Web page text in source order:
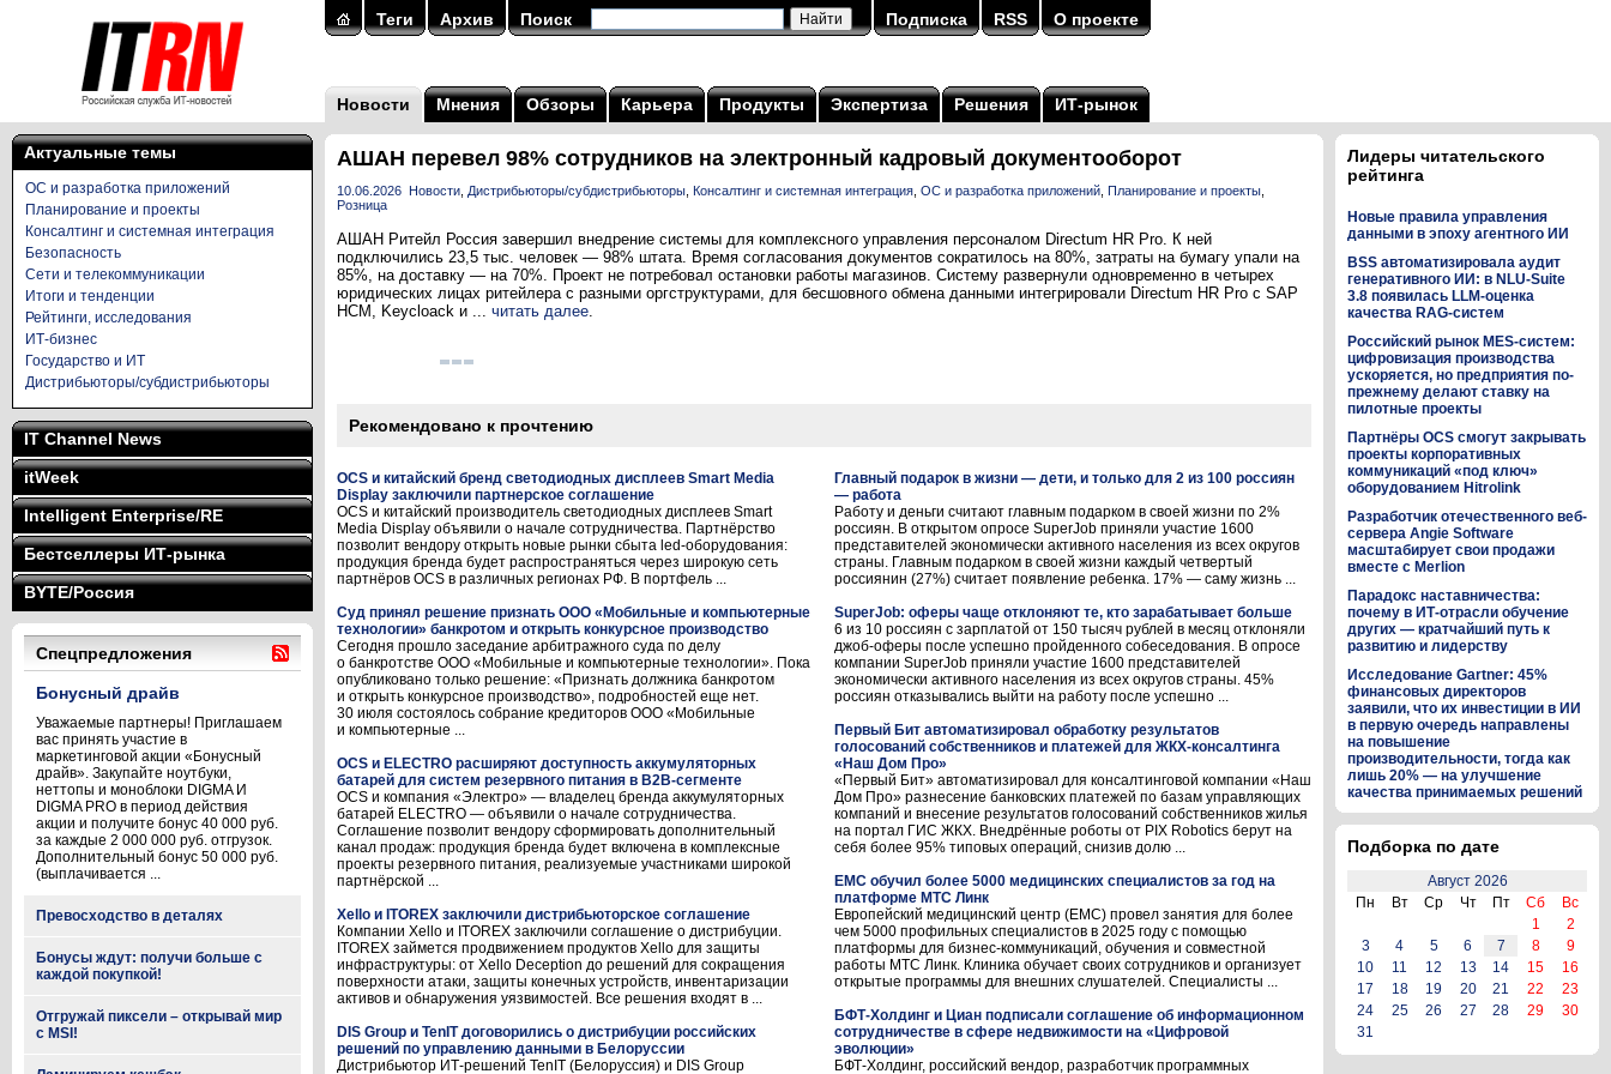
Теги Архив Поиск Подписка RSS О проекте
Новости Мнения Обзоры Карьера Продукты Экспертиза Решения ИТ-рынок
Актуальные темы
ОС и разработка приложений
Планирование и проекты
Консалтинг и системная интеграция
Безопасность
Сети и телекоммуникации
Итоги и тенденции
Рейтинги, исследования
ИТ-бизнес
Государство и ИТ
Дистрибьюторы/субдистрибьюторы
IT Channel News
itWeek
Intelligent Enterprise/RE
Бестселлеры ИТ-рынка
BYTE/Россия
Спецпредложения
Бонусный драйв
Уважаемые партнеры! Приглашаем
вас принять участие в
маркетинговой акции «Бонусный
драйв». Закупайте ноутбуки,
неттопы и моноблоки DIGMA И
DIGMA PRO в период действия
акции и получите бонус 40 000 руб.
за каждые 2 000 000 руб. отгрузок.
Дополнительный бонус 50 000 руб.
(выплачивается ...
Превосходство в деталях
Бонусы ждут: получи больше с
каждой покупкой!
Отгружай пиксели – открывай мир
с MSI!
АШАН перевел 98% сотрудников на электронный кадровый документооборот
10.06.2026 Новости Дистрибьюторы/субдистрибьюторы Консалтинг и системная интеграция ОС и разработка приложений Планирование и проекты
Розница
АШАН Ритейл Россия завершил внедрение системы для комплексного управления персоналом Directum HR Pro. К ней
подключились 23,5 тыс. человек — 98% штата. Время согласования документов сократилось на 80%, затраты на бумагу упали на
85%, на доставку — на 70%. Проект не потребовал остановки работы магазинов. Систему развернули одновременно в четырех
юридических лицах ритейлера с разными оргструктурами, для бесшовного обмена данными интегрировали Directum HR Pro с SAP
HCM, Keycloack и ... читать далее.
Рекомендовано к прочтению
OCS и китайский бренд светодиодных дисплеев Smart Media
Display заключили партнерское соглашение
OCS и китайский производитель светодиодных дисплеев Smart
Media Display объявили о начале сотрудничества. Партнёрство
позволит вендору открыть новые рынки сбыта led-оборудования:
продукция бренда будет распространяться через широкую сеть
партнёров OCS в различных регионах РФ. В портфель ...
Суд принял решение признать ООО «Мобильные и компьютерные
технологии» банкротом и открыть конкурсное производство
Сегодня прошло заседание арбитражного суда по делу
о банкротстве ООО «Мобильные и компьютерные технологии». Пока
опубликовано только решение: «Признать должника банкротом
и открыть конкурсное производство», подробностей еще нет.
30 июля состоялось собрание кредиторов ООО «Мобильные
и компьютерные ...
OCS и ELECTRO расширяют доступность аккумуляторных
батарей для систем резервного питания в B2B-сегменте
OCS и компания «Электро» — владелец бренда аккумуляторных
батарей ELECTRO — объявили о начале сотрудничества.
Соглашение позволит вендору сформировать дополнительный
канал продаж: продукция бренда будет включена в комплексные
проекты резервного питания, реализуемые участниками широкой
партнёрской ...
Xello и ITOREX заключили дистрибьюторское соглашение
Компании Xello и ITOREX заключили соглашение о дистрибуции.
ITOREX займется продвижением продуктов Xello для защиты
инфраструктуры: от Xello Deception до решений для сокращения
поверхности атаки, защиты конечных устройств, инвентаризации
активов и обнаружения уязвимостей. Все решения входят в ...
DIS Group и TenIT договорились о дистрибуции российских
решений по управлению данными в Белоруссии
Дистрибьютор ИТ-решений TenIT (Белоруссия) и DIS Group
Главный подарок в жизни — дети, и только для 2 из 100 россиян
— работа
Работу и деньги считают главным подарком в своей жизни по 2%
россиян. В открытом опросе SuperJob приняли участие 1600
представителей экономически активного населения из всех округов
страны. Главным подарком в своей жизни каждый четвертый
россиянин (27%) считает появление ребенка. 17% — саму жизнь ...
SuperJob: оферы чаще отклоняют те, кто зарабатывает больше
6 из 10 россиян с зарплатой от 150 тысяч рублей в месяц отклоняли
джоб-оферы после успешно пройденного собеседования. В опросе
компании SuperJob приняли участие 1600 представителей
экономически активного населения из всех округов страны. 45%
россиян отказывались выйти на работу после успешно ...
Первый Бит автоматизировал обработку результатов
голосований собственников и платежей для ЖКХ-консалтинга
«Наш Дом Про»
«Первый Бит» автоматизировал для консалтинговой компании «Наш
Дом Про» разнесение банковских платежей по базам управляющих
компаний и внесение результатов голосований собственников жилья
на портал ГИС ЖКХ. Внедрённые роботы от PIX Robotics берут на
себя более 95% типовых операций, снизив долю ...
EMC обучил более 5000 медицинских специалистов за год на
платформе МТС Линк
Европейский медицинский центр (EMC) провел занятия для более
чем 5000 профильных специалистов в 2025 году с помощью
платформы для бизнес-коммуникаций, обучения и совместной
работы МТС Линк. Клиника обучает своих сотрудников и организует
открытые программы для внешних слушателей. Специалисты ...
БФТ-Холдинг и Циан подписали соглашение об информационном
сотрудничестве в сфере недвижимости на «Цифровой
эволюции»
БФТ-Холдинг, российский вендор, разработчик программных
Лидеры читательского
рейтинга
Новые правила управления
данными в эпоху агентного ИИ
BSS автоматизировала аудит
генеративного ИИ: в NLU-Suite
3.8 появилась LLM-оценка
качества RAG-систем
Российский рынок MES-систем:
цифровизация производства
ускоряется, но предприятия по-
прежнему делают ставку на
пилотные проекты
Партнёры OCS смогут закрывать
проекты корпоративных
коммуникаций «под ключ»
оборудованием Hitrolink
Разработчик отечественного веб-
сервера Angie Software
масштабирует свои продажи
вместе с Merlion
Парадокс наставничества:
почему в ИТ-отрасли обучение
других — кратчайший путь к
развитию и лидерству
Исследование Gartner: 45%
финансовых директоров
заявили, что их инвестиции в ИИ
в первую очередь направлены
на повышение
производительности, тогда как
лишь 20% — на улучшение
качества принимаемых решений
Подборка по дате
Август 2026
Пн
Вт Ср Чт Пт Сб
Вс
1
2
3
4 5 6 7 8
9
10
11 12 13 14 15
16
17
18 19 20 21 22
23
24
25 26 27 28 29
30
31